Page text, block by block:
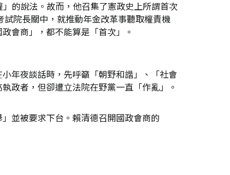
的說法。故而，他召集了憲政史上所謂首次
院長關中，就推動年金改革事聽取權責機
會商」，都不能算是「首次」。
年夜談話時，先呼籲「朝野和諧」、「社會
政者，但卻遭立法院在野黨一直「作亂」。
並被要求下台。賴清德召開國政會商的